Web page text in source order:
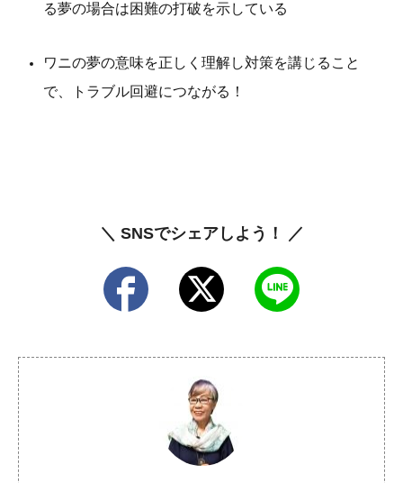
る夢の場合は困難の打破を示している
ワニの夢の意味を正しく理解し対策を講じること
で、トラブル回避につながる！
＼ SNSでシェアしよう！ ／